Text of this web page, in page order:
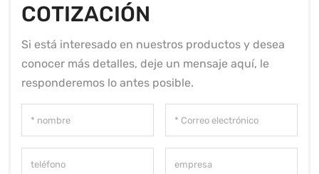
COTIZACIÓN
Si está interesado en nuestros productos y desea
conocer más detalles, deje un mensaje aquí, le
responderemos lo antes posible.